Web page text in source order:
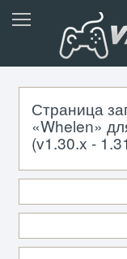
Страница
«Whelen»
(v1.30.x -